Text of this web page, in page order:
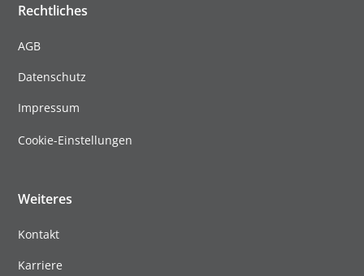
Rechtliches
AGB
Datenschutz
Impressum
Cookie-Einstellungen
Weiteres
Kontakt
Karriere